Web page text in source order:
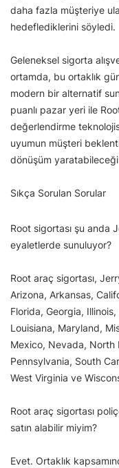
daha fazla müşteriye
hedeflediklerini söyledi.
Geleneksel sigorta
ortamda, bu ortaklık
modern bir alternatif
puanlı pazar yeri ile
değerlendirme
uyumun müşteri
dönüşüm
Sıkça Sorulan Sorular
Root sigortası şu anda
eyaletlerde sunuluyor?
Root araç sigortası,
Arizona, Arkansas,
Florida, Georgia,
Louisiana, Maryland,
Mexico, Nevada, North
Pennsylvania, South
West Virginia ve
Root araç sigortası
satın alabilir miyim?
Evet. Ortaklık